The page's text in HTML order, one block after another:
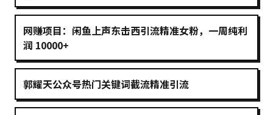
网赚项目：闲鱼上声东击西引流精准女粉，一周纯利
润 10000+
郭耀天公众号热门关键词截流精准引流